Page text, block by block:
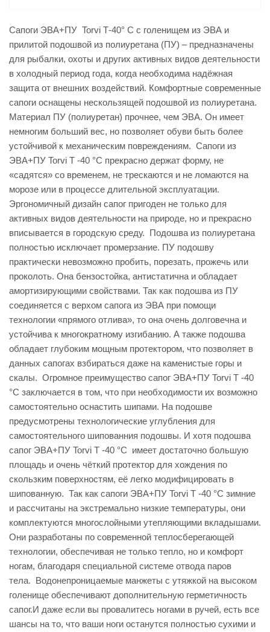
Сапоги ЭВА+ПУ Torvi Т-40° C с голенищем из ЭВА и
прилитой подошвой из полиуретана (ПУ) – предназначены
для рыбалки, охоты и других активных видов деятельности
в холодный период года, когда необходима надёжная
защита от внешних воздействий. Комфортные современные
сапоги оснащены нескользящей подошвой из полиуретана.
Материал ПУ (полиуретан) прочнее, чем ЭВА. Он имеет
немногим больший вес, но позволяет обуви быть более
устойчивой к механическим повреждениям. Сапоги из
ЭВА+ПУ Torvi Т -40 °C прекрасно держат форму, не
«садятся» со временем, не трескаются и не ломаются на
морозе или в процессе длительной эксплуатации.
Эргономичный дизайн сапог пригоден не только для
активных видов деятельности на природе, но и прекрасно
вписывается в городскую среду. Подошва из полиуретана
полностью исключает промерзание. ПУ подошву
практически невозможно пробить, порезать, прожечь или
проколоть. Она бензостойка, антистатична и обладает
амортизирующими свойствами. Так как подошва из ПУ
соединяется с верхом сапога из ЭВА при помощи
технологии «прямого отлива», то она очень долговечна и
устойчива к многократному изгибанию. А также подошва
обладает глубоким мощным протектором, что позволяет в
данных сапогах взбираться даже на каменистые горы и
скалы. Огромное преимущество сапог ЭВА+ПУ Torvi Т -40
°C заключается в том, что при необходимости их возможно
самостоятельно оснастить шипами. На подошве
предусмотрены технологические углубления для
самостоятельного шипованния подошвы. И хотя подошва
сапог ЭВА+ПУ Torvi Т -40 °C имеет достаточно большую
площадь и очень чёткий протектор для хождения по
скользким поверхностям, её легко модифицировать в
шипованную. Так как сапоги ЭВА+ПУ Torvi Т -40 °C зимние
и рассчитаны на экстремально низкие температуры, они
комплектуются многослойными утепляющими вкладышами.
Они разработаны по современной теплосберегающей
технологии, обеспечивая не только тепло, но и комфорт
ногам, благодаря специальной системе отвода паров
тела. Водонепроницаемые манжеты с утяжкой на высоком
голенище обеспечивают дополнительную герметичность
сапог.И даже если вы провалитесь ногами в ручей, есть все
шансы на то, что ваши ноги останутся полностью сухими и